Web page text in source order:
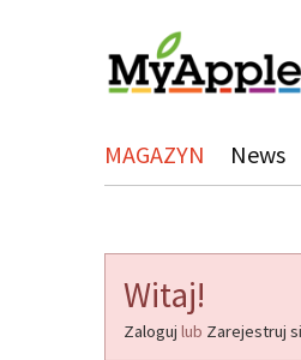
MAGAZYN News
Witaj!
Zaloguj lub Zarejestruj